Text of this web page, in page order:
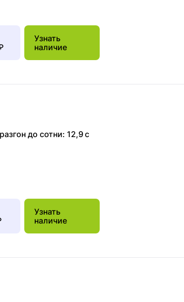
Узнать
наличие
разгон до сотни: 12,9 с
Узнать
наличие